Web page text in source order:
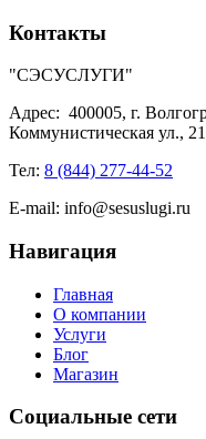
Контакты
"СЭСУСЛУГИ"
Адрес: 400005, г.
Коммунистическая ул.,
Тел: 8 (844) 277-44-52
E-mail: info@sesuslugi.ru
Навигация
Главная
О компании
Услуги
Блог
Магазин
Социальные сети